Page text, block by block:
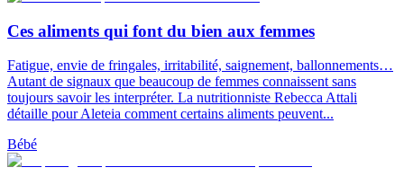
Ces aliments qui font du bien aux femmes
Fatigue, envie de fringales, irritabilité, saignement, ballonnements…
Autant de signaux que beaucoup de femmes connaissent sans
toujours savoir les interpréter. La nutritionniste Rebecca Attali
détaille pour Aleteia comment certains aliments peuvent...
Bébé